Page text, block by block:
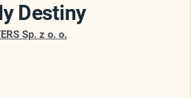
Destiny
Sp. z o. o.